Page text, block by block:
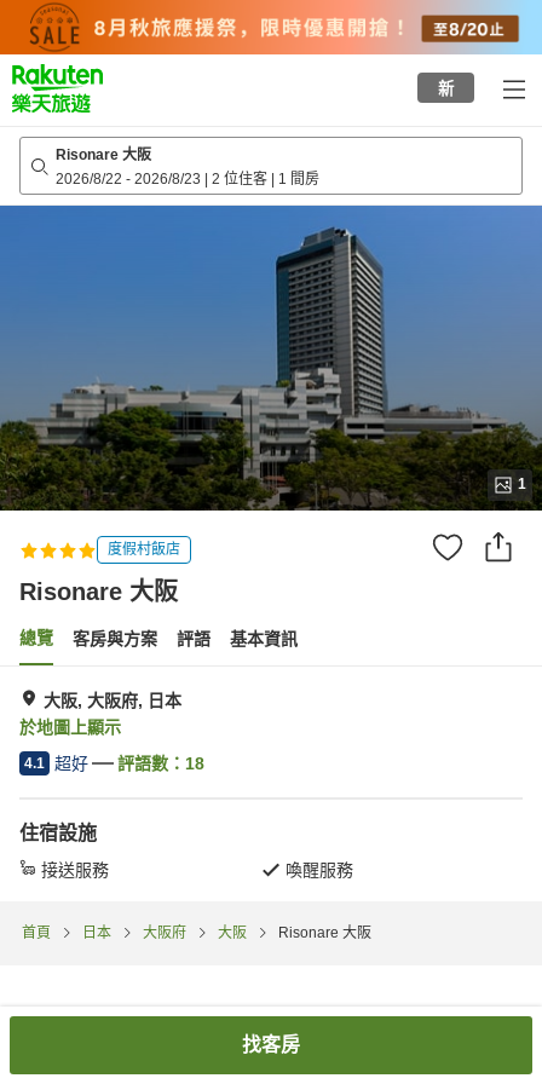
top
page
新
Risonare 大阪
2026/8/22 - 2026/8/23 | 2 位住客 | 1 間房
1
度假村飯店
Risonare 大阪
總覽 客房與方案 評語 基本資訊
大阪, 大阪府, 日本
於地圖上顯示
4.1 超好 評語數： 18
住宿設施
接送服務 喚醒服務
首頁 日本 大阪府 大阪 Risonare 大阪
找客房